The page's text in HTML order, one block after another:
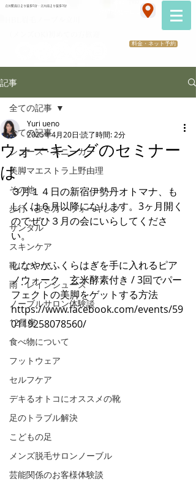
立川駅南口より徒歩5分・立川南より徒歩3分
料金・ネット予約
記事
全ての記事
シューズ・スニーカー
美脚マエストラ上野由理
その他
歩行・歩き方・ウォーキング
サンダル
スキンケア
靴について
雨・レインシューズ
ノーブルサロン体験談
12星座
食べ物について
フットウェア
セルフケア
デキるオトコにオススメの靴
足のトラブル解決
こどもの足
メンズ脱毛サロンノーブル
芸能関係のお客様体験談
全ての記事
ウォーキングのセミナー
は
Yuri ueno
2025年4月20日 読了時間: 2分
３月１４日の新宿伊勢丹オトマナ、も
しくは６月以降になります。3ヶ月開く
のでぜひ３月の会にいらしてくださ
い。
しなやかふくらはぎを手に入れるピア
ノウォーク　玄米酵素付き / 3回でパー
フェクトの美脚をゲットする方法
https://www.facebook.com/events/59
0119258078560/